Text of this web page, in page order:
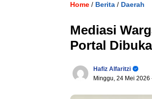
Home / Berita / Daerah
Mediasi
Portal
Hafiz Alfaritzi
Minggu, 24 Mei 2026